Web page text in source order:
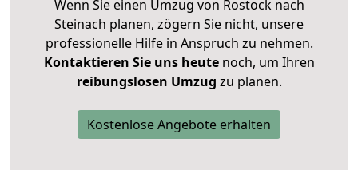
Wenn Sie einen Umzug von Rostock nach
Steinach planen, zögern Sie nicht, unsere
professionelle Hilfe in Anspruch zu nehmen.
Kontaktieren Sie uns heutenoch, um Ihren
reibungslosen Umzug zu planen.
Kostenlose Angebote erhalten